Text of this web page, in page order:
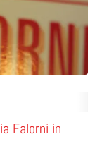
Falorni in